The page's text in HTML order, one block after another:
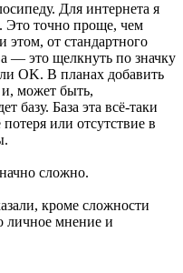
Для интернета я
Это точно проще, чем
этом, от стандартного
— это щелкнуть по значку
OK. В планах добавить
и, может быть,
базу. База эта всё-таки
или отсутствие в
сложно.
кроме сложности
личное мнение и